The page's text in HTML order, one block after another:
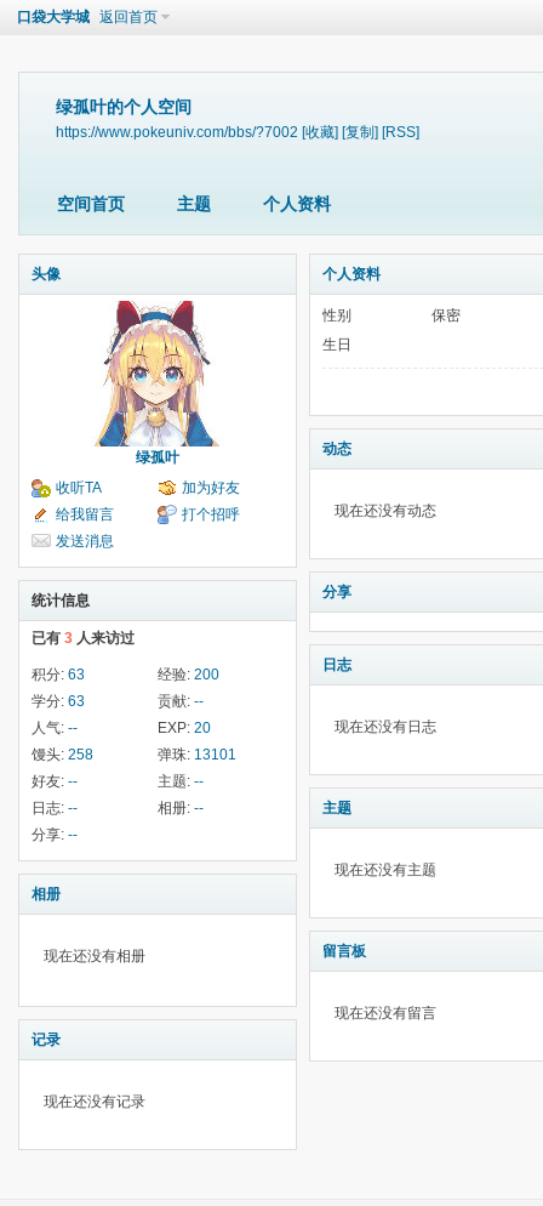
口袋大学城 返回首页
绿孤叶的个人空间
https://www.pokeuniv.com/bbs/?7002 [收藏] [复制] [RSS]
空间首页 主题 个人资料
头像
绿孤叶
收听TA
加为好友
给我留言
打个招呼
发送消息
统计信息
已有 3 人来访过
积分: 63 经验: 200
学分: 63 贡献: --
人气: -- EXP: 20
馒头: 258 弹珠: 13101
好友: -- 主题: --
日志: -- 相册: --
分享: --
相册
现在还没有相册
记录
现在还没有记录
个人资料
性别
保密
生日
动态
现在还没有动态
分享
日志
现在还没有日志
主题
现在还没有主题
留言板
现在还没有留言